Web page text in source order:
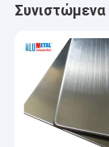
Συνιστώμενα